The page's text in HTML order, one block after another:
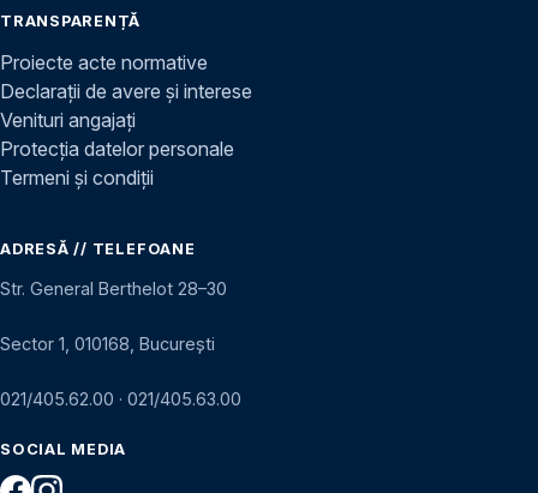
TRANSPARENȚĂ
Proiecte acte normative
Declarații de avere și interese
Venituri angajați
Protecția datelor personale
Termeni și condiții
ADRESĂ // TELEFOANE
Str. General Berthelot 28–30
Sector 1, 010168, București
021/405.62.00 · 021/405.63.00
SOCIAL MEDIA